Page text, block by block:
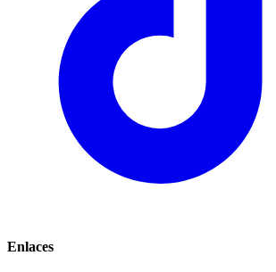
Enlaces